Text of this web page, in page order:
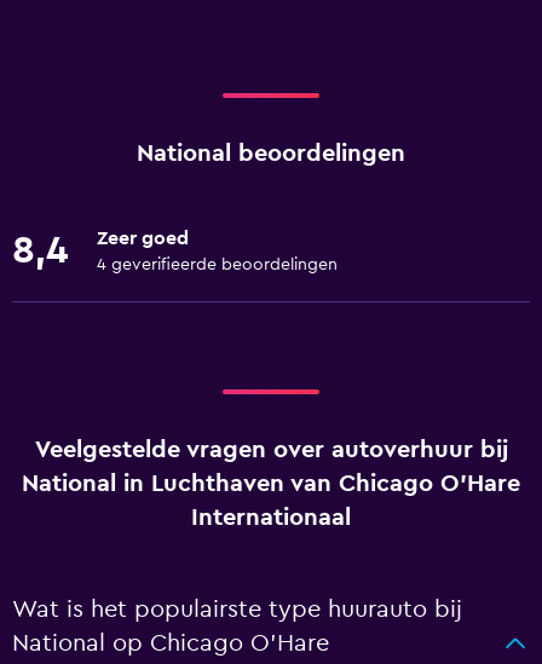
National beoordelingen
8,4 Zeer goed
4 geverifieerde beoordelingen
Veelgestelde vragen over autoverhuur bij
National in Luchthaven van Chicago O'Hare
Internationaal
Wat is het populairste type huurauto bij
National op Chicago O'Hare